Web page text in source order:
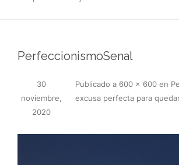
PerfeccionismoSenal
Publicado
30
noviembre,
2020
a 600 × 600 en
excusa perfecta para